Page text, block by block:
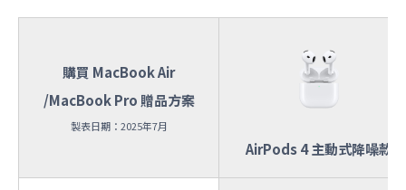
購買 MacBook Air
/MacBook Pro 贈品方案
製表日期：2025年7月
AirPods 4 主動式降噪款